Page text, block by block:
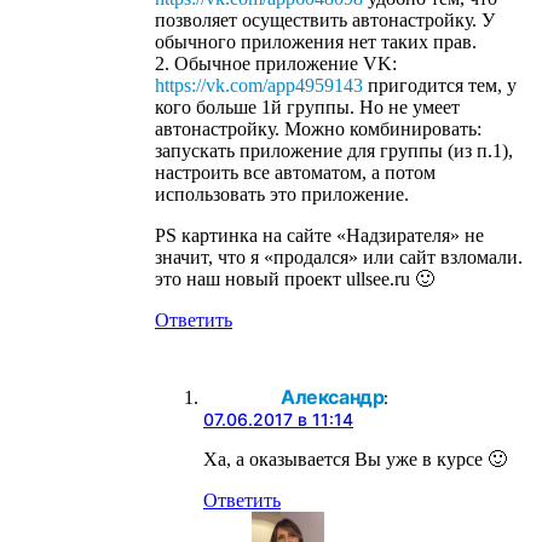
позволяет осуществить автонастройку. У
обычного приложения нет таких прав.
2. Обычное приложение VK:
https://vk.com/app4959143 пригодится тем, у
кого больше 1й группы. Но не умеет
автонастройку. Можно комбинировать:
запускать приложение для группы (из п.1),
настроить все автоматом, а потом
использовать это приложение.
PS картинка на сайте «Надзирателя» не
значит, что я «продался» или сайт взломали.
это наш новый проект ullsee.ru 🙂
Ответить
Александр:
07.06.2017 в 11:14
Ха, а оказывается Вы уже в курсе 🙂
Ответить